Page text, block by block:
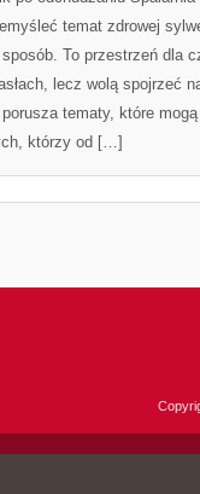
temat zdrowej
To przestrzeń dla
lecz wolą spojrzeć
tematy, które
którzy od […]